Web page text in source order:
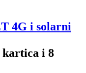
4G i solarni
kartica i 8